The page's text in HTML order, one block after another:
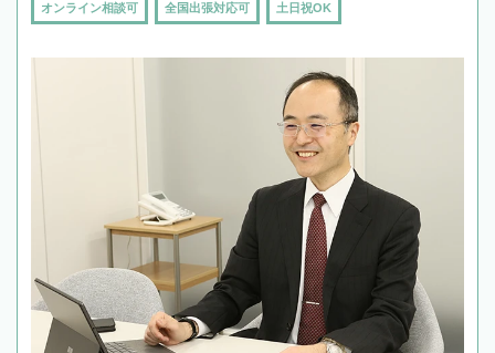
オンライン相談可 全国出張対応可 土日祝OK